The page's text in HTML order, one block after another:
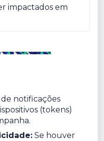
impactados em
notificações
(tokens)
Se houver